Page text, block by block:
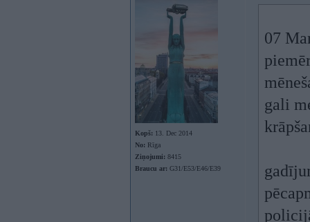
Kopš: 13. Dec 2014
No: Rīga
Ziņojumi: 8415
Braucu ar: G31/E53/E46/E39
07
gali